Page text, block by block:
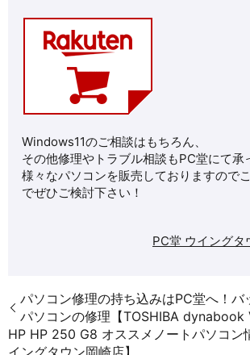
Windows11のご相談はもちろん、
その他修理や トラブル相談もPC堂にて承
様々なパソコンを販売しておりますので
でぜひご検討下さい！
PC堂 ウイングタ
パソコン修理の持ち込みはPC堂へ！バ
パソコンの修理【TOSHIBA dynabook
HP HP 250 G8 オススメノートパソコン
イングタウン岡崎店】